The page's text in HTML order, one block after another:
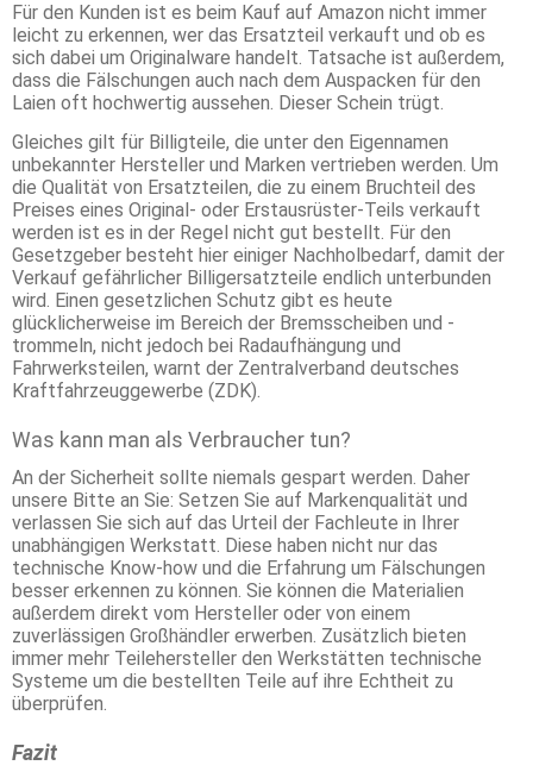
Für den Kunden ist es beim Kauf auf Amazon nicht immer
leicht zu erkennen, wer das Ersatzteil verkauft und ob es
sich dabei um Originalware handelt. Tatsache ist außerdem,
dass die Fälschungen auch nach dem Auspacken für den
Laien oft hochwertig aussehen. Dieser Schein trügt.
Gleiches gilt für Billigteile, die unter den Eigennamen
unbekannter Hersteller und Marken vertrieben werden. Um
die Qualität von Ersatzteilen, die zu einem Bruchteil des
Preises eines Original- oder Erstausrüster-Teils verkauft
werden ist es in der Regel nicht gut bestellt. Für den
Gesetzgeber besteht hier einiger Nachholbedarf, damit der
Verkauf gefährlicher Billigersatzteile endlich unterbunden
wird. Einen gesetzlichen Schutz gibt es heute
glücklicherweise im Bereich der Bremsscheiben und -
trommeln, nicht jedoch bei Radaufhängung und
Fahrwerksteilen, warnt der Zentralverband deutsches
Kraftfahrzeuggewerbe (ZDK).
Was kann man als Verbraucher tun?
An der Sicherheit sollte niemals gespart werden. Daher
unsere Bitte an Sie: Setzen Sie auf Markenqualität und
verlassen Sie sich auf das Urteil der Fachleute in Ihrer
unabhängigen Werkstatt. Diese haben nicht nur das
technische Know-how und die Erfahrung um Fälschungen
besser erkennen zu können. Sie können die Materialien
außerdem direkt vom Hersteller oder von einem
zuverlässigen Großhändler erwerben. Zusätzlich bieten
immer mehr Teilehersteller den Werkstätten technische
Systeme um die bestellten Teile auf ihre Echtheit zu
überprüfen.
Fazit